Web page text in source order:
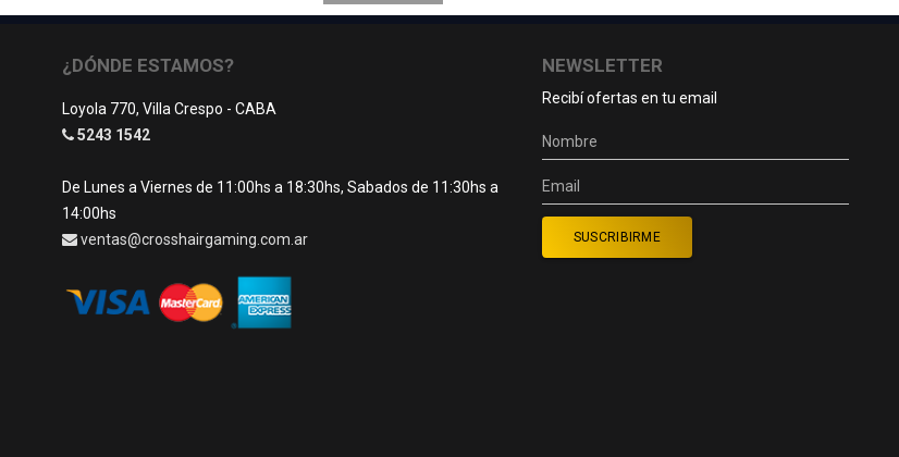
¿DÓNDE ESTAMOS?
Loyola 770, Villa Crespo - CABA
5243 1542
De Lunes a Viernes de 11:00hs a 18:30hs, Sabados de 11:30hs a
14:00hs
ventas@crosshairgaming.com.ar
NEWSLETTER
Recibí ofertas en tu email